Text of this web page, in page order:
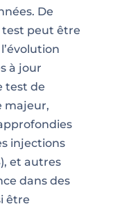
De
test peut être
à jour
test de
majeur,
injections
et autres
dans des
être